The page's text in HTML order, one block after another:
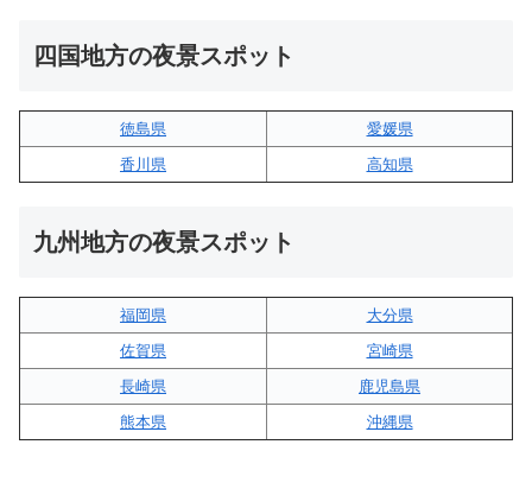
四国地方の夜景スポット
徳島県
愛媛県
香川県
高知県
九州地方の夜景スポット
福岡県
大分県
佐賀県
宮崎県
長崎県
鹿児島県
熊本県
沖縄県